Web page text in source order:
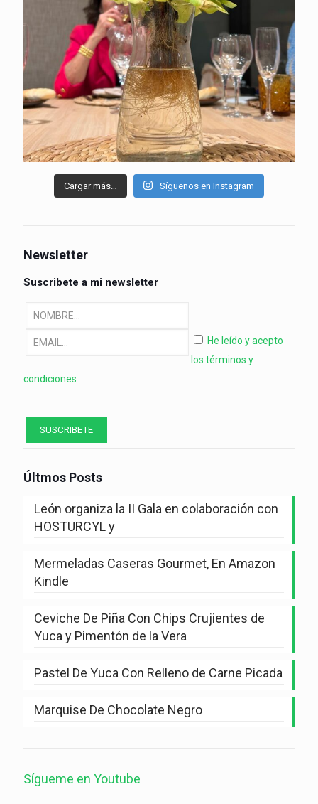
Cargar más… Síguenos en Instagram
Newsletter
Suscribete a mi newsletter
He leído y acepto
los términos y
condiciones
Últmos Posts
León organiza la II Gala en colaboración con
HOSTURCYL y
Mermeladas Caseras Gourmet, En Amazon
Kindle
Ceviche De Piña Con Chips Crujientes de
Yuca y Pimentón de la Vera
Pastel De Yuca Con Relleno de Carne Picada
Marquise De Chocolate Negro
Sígueme en Youtube